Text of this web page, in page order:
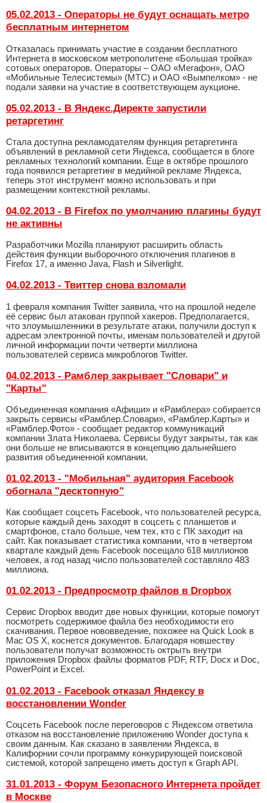
05.02.2013 - Операторы не будут оснащать метро
бесплатным интернетом
Отказалась принимать участие в создании бесплатного
Интернета в московском метрополитене «Большая тройка»
сотовых операторов. Операторы – ОАО «Мегафон», ОАО
«Мобильные Телесистемы» (МТС) и ОАО «Вымпелком» - не
подали заявки на участие в соответствующем аукционе.
05.02.2013 - В Яндекс.Директе запустили
ретаргетинг
Стала доступна рекламодателям функция ретаргетинга
объявлений в рекламной сети Яндекса, сообщается в блоге
рекламных технологий компании. Еще в октябре прошлого
года появился ретаргетинг в медийной рекламе Яндекса,
теперь этот инструмент можно использовать и при
размещении контекстной рекламы.
04.02.2013 - В Firefox по умолчанию плагины будут
не активны
Разработчики Mozilla планируют расширить область
действия функции выборочного отключения плагинов в
Firefox 17, а именно Java, Flash и Silverlight.
04.02.2013 - Твиттер снова взломали
1 февраля компания Twitter заявила, что на прошлой неделе
её сервис был атакован группой хакеров. Предполагается,
что злоумышленники в результате атаки, получили доступ к
адресам электронной почты, именам пользователей и другой
личной информации почти четверти миллиона
пользователей сервиса микроблогов Twitter.
04.02.2013 - Рамблер закрывает "Словари" и
"Карты"
Объединенная компания «Афиши» и «Рамблера» собирается
закрыть сервисы «Рамблер.Словари», «Рамблер.Карты» и
«Рамблер.Фото» - сообщает редактор коммуникаций
компании Злата Николаева. Сервисы будут закрыты, так как
они больше не вписываются в концепцию дальнейшего
развития объединенной компании.
01.02.2013 - "Мобильная" аудитория Facebook
обогнала "десктопную"
Как сообщает соцсеть Facebook, что пользователей ресурса,
которые каждый день заходят в соцсеть с планшетов и
смартфонов, стало больше, чем тех, кто с ПК заходит на
сайт. Как показывает статистика компании, что в четвертом
квартале каждый день Facebook посещало 618 миллионов
человек, а год назад число пользователей составляло 483
миллиона.
01.02.2013 - Предпросмотр файлов в Dropbox
Сервис Dropbox вводит две новых функции, которые помогут
посмотреть содержимое файла без необходимости его
скачивания. Первое нововведение, похожее на Quick Look в
Mac OS X, коснется документов. Благодаря новшеству
пользователи получат возможность октрыть внутри
приложения Dropbox файлы форматов PDF, RTF, Docx и Doc,
PowerPoint и Excel.
01.02.2013 - Facebook отказал Яндексу в
восстановлении Wonder
Соцсеть Facebook после переговоров с Яндексом ответила
отказом на восстановление приложению Wonder доступа к
своим данным. Как сказано в заявлении Яндекса, в
Калифорнии сочли программу конкурирующей поисковой
системой, которой запрещено иметь доступ к Graph API.
31.01.2013 - Форум Безопасного Интернета пройдет
в Москве